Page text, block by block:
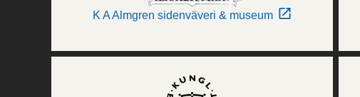
K A Almgren sidenväveri & museum